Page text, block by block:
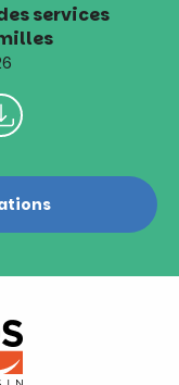
services